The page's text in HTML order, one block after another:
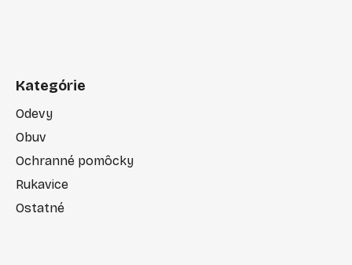
Kategórie
Odevy
Obuv
Ochranné pomôcky
Rukavice
Ostatné